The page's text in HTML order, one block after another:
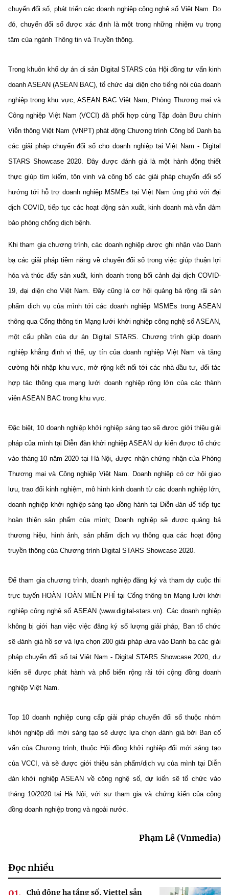
Cơ quan chủ quản: Bộ Khoa học và Công nghệ (MST)
Chịu trách nhiệm nội dung: Nguyễn Thị Hải Hằng Giám đốc
Điện thoại: 024 3936 9506
Email: stc@mst.gov.vn
Theo dõi MST trên
©2025 Bản quyền thuộc Bộ Khoa Học và Công Nghệ
từ website này)
chuyển đổi số, phát triển các doanh nghiệp công nghệ số Việt Nam. Do
đó, chuyển đổi số được xác định là một trong những nhiệm vụ trọng
tâm của ngành Thông tin và Truyền thông.
Trong khuôn khổ dự án di sản Digital STARS của Hội đồng tư vấn kinh
doanh ASEAN (ASEAN BAC), tổ chức đại diện cho tiếng nói của doanh
nghiệp trong khu vực, ASEAN BAC Việt Nam, Phòng Thương mại và
Công nghiệp Việt Nam (VCCI) đã phối hợp cùng Tập đoàn Bưu chính
Viễn thông Việt Nam (VNPT) phát động Chương trình Công bố Danh bạ
các giải pháp chuyển đổi số cho doanh nghiệp tại Việt Nam - Digital
STARS Showcase 2020. Đây được đánh giá là một hành động thiết
thực giúp tìm kiếm, tôn vinh và công bố các giải pháp chuyển đổi số
hướng tới hỗ trợ doanh nghiệp MSMEs tại Việt Nam ứng phó với đại
dịch COVID, tiếp tục các hoạt động sản xuất, kinh doanh mà vẫn đảm
bảo phòng chống dịch bệnh.
Khi tham gia chương trình, các doanh nghiệp được ghi nhận vào Danh
bạ các giải pháp tiềm năng về chuyển đối số trong việc giúp thuận lợi
hóa và thúc đẩy sản xuất, kinh doanh trong bối cảnh đại dịch COVID-
19, đại diện cho Việt Nam. Đây cũng là cơ hội quảng bá rộng rãi sản
phẩm dịch vụ của mình tới các doanh nghiệp MSMEs trong ASEAN
thông qua Cổng thông tin Mạng lưới khởi nghiệp công nghệ số ASEAN,
một cấu phần của dự án Digital STARS. Chương trình giúp doanh
nghiệp khẳng định vị thế, uy tín của doanh nghiệp Việt Nam và tăng
cường hội nhập khu vực, mở rộng kết nối tới các nhà đầu tư, đối tác
hợp tác thông qua mạng lưới doanh nghiệp rộng lớn của các thành
viên ASEAN BAC trong khu vực.
Đặc biệt, 10 doanh nghiệp khởi nghiệp sáng tạo sẽ được giới thiệu giải
pháp của mình tại Diễn đàn khởi nghiệp ASEAN dự kiến được tổ chức
vào tháng 10 năm 2020 tại Hà Nội, được nhận chứng nhận của Phòng
Thương mại và Công nghiệp Việt Nam. Doanh nghiệp có cơ hội giao
lưu, trao đổi kinh nghiệm, mô hình kinh doanh từ các doanh nghiệp lớn,
doanh nghiệp khởi nghiệp sáng tạo đồng hành tại Diễn đàn để tiếp tục
hoàn thiện sản phẩm của mình; Doanh nghiệp sẽ được quảng bá
thương hiệu, hình ảnh, sản phẩm dịch vụ thông qua các hoạt động
truyền thông của Chương trình Digital STARS Showcase 2020.
Để tham gia chương trình, doanh nghiệp đăng ký và tham dự cuộc thi
trực tuyến HOÀN TOÀN MIỄN PHÍ tại Cổng thông tin Mạng lưới khởi
nghiệp công nghệ số ASEAN (www.digital-stars.vn). Các doanh nghiệp
không bị giới hạn việc việc đăng ký số lượng giải pháp, Ban tổ chức
sẽ đánh giá hồ sơ và lựa chọn 200 giải pháp đưa vào Danh bạ các giải
pháp chuyển đổi số tại Việt Nam - Digital STARS Showcase 2020, dự
kiến sẽ được phát hành và phổ biến rộng rãi tới cộng đồng doanh
nghiệp Việt Nam.
Top 10 doanh nghiệp cung cấp giải pháp chuyển đổi số thuộc nhóm
khởi nghiệp đổi mới sáng tạo sẽ được lựa chọn đánh giá bởi Ban cố
vấn của Chương trình, thuộc Hội đồng khởi nghiệp đổi mới sáng tạo
của VCCI, và sẽ được giới thiệu sản phẩm/dịch vụ của mình tại Diễn
đàn khởi nghiệp ASEAN về công nghệ số, dự kiến sẽ tổ chức vào
tháng 10/2020 tại Hà Nội, với sự tham gia và chứng kiến của cộng
đồng doanh nghiệp trong và ngoài nước.
Phạm Lê (Vnmedia)
Đọc nhiều
Chủ động hạ tầng số, Viettel sẵn